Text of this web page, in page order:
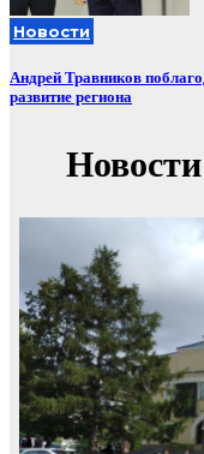
Новости
Андрей Травников
развитие региона